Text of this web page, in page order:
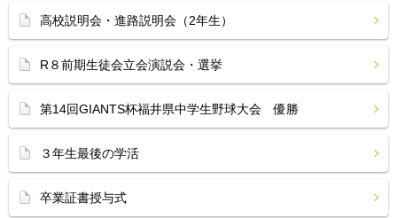
高校説明会・進路説明会（2年生）
R８前期生徒会立会演説会・選挙
第14回GIANTS杯福井県中学生野球大会 優勝
３年生最後の学活
卒業証書授与式